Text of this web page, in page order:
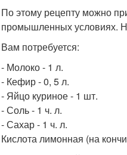
По этому рецепту можно
промышленных условиях.
Вам потребуется:
- Молоко - 1 л.
- Кефир - 0, 5 л.
- Яйцо куриное - 1 шт.
- Соль - 1 ч. л.
- Сахар - 1 ч. л.
Кислота лимонная (на